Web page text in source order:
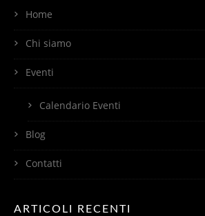
Home
Chi siamo
Eventi
Calendario Eventi
Blog
Contatti
ARTICOLI RECENTI